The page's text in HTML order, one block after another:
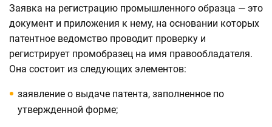
Заявка на регистрацию промышленного образца — это
документ и приложения к нему, на основании которых
патентное ведомство проводит проверку и
регистрирует промобразец на имя правообладателя.
Она состоит из следующих элементов:
заявление о выдаче патента, заполненное по
утвержденной форме;